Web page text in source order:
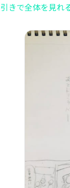
引きで全体を見れ